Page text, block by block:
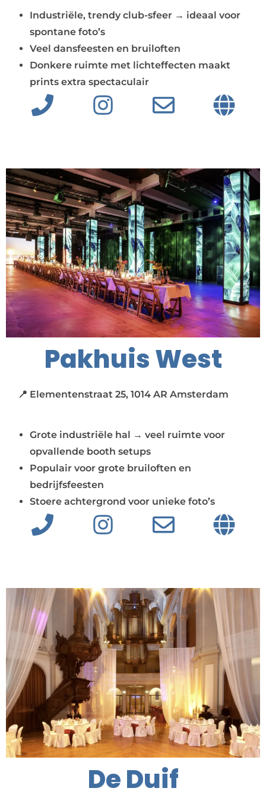
Industriële, trendy club-sfeer → ideaal voor
spontane foto’s
Veel dansfeesten en bruiloften
Donkere ruimte met lichteffecten maakt
prints extra spectaculair
Pakhuis West
📍 Elementenstraat 25, 1014 AR Amsterdam
Grote industriële hal → veel ruimte voor
opvallende booth setups
Populair voor grote bruiloften en
bedrijfsfeesten
Stoere achtergrond voor unieke foto’s
De Duif